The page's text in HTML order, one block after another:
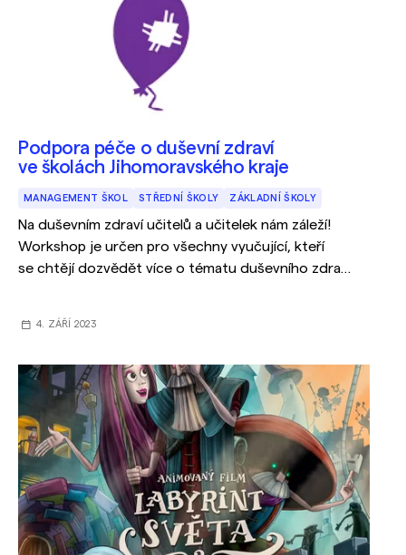
Podpora péče o duševní zdraví
ve školách Jihomoravského kraje
MANAGEMENT ŠKOL STŘEDNÍ ŠKOLY ZÁKLADNÍ ŠKOLY
Na duševním zdraví učitelů a učitelek nám záleží!
Workshop je určen pro všechny vyučující, kteří
se chtějí dozvědět více o tématu duševního zdraví
4. ZÁŘÍ 2023